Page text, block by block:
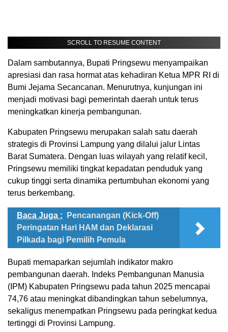
SCROLL TO RESUME CONTENT
Dalam sambutannya, Bupati Pringsewu menyampaikan
apresiasi dan rasa hormat atas kehadiran Ketua MPR RI di
Bumi Jejama Secancanan. Menurutnya, kunjungan ini
menjadi motivasi bagi pemerintah daerah untuk terus
meningkatkan kinerja pembangunan.
Kabupaten Pringsewu merupakan salah satu daerah
strategis di Provinsi Lampung yang dilalui jalur Lintas
Barat Sumatera. Dengan luas wilayah yang relatif kecil,
Pringsewu memiliki tingkat kepadatan penduduk yang
cukup tinggi serta dinamika pertumbuhan ekonomi yang
terus berkembang.
Baca Juga :
Pencanangan (Kick-Off)
Peringatan Hari HAM dan Deklarasi
Pilkada bagi Pemilih Pemula
Bupati memaparkan sejumlah indikator makro
pembangunan daerah. Indeks Pembangunan Manusia
(IPM) Kabupaten Pringsewu pada tahun 2025 mencapai
74,76 atau meningkat dibandingkan tahun sebelumnya,
sekaligus menempatkan Pringsewu pada peringkat kedua
tertinggi di Provinsi Lampung.